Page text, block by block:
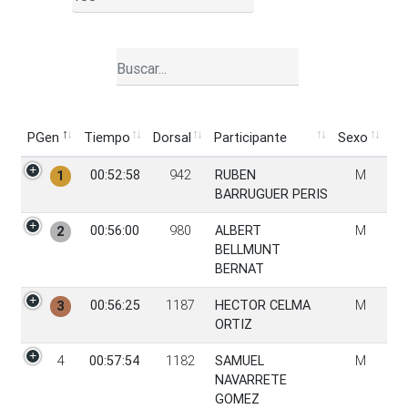
PGen Tiempo Dorsal Participante
Sexo
PGen
Tiempo Dorsal Participante Sexo
1 00:52:58 942
RUBEN
BARRUGUER PERIS
M
2 00:56:00 980
ALBERT
BELLMUNT
BERNAT
M
3 00:56:25 1187
HECTOR CELMA
ORTIZ
M
4 00:57:54 1182
SAMUEL
NAVARRETE
GOMEZ
M